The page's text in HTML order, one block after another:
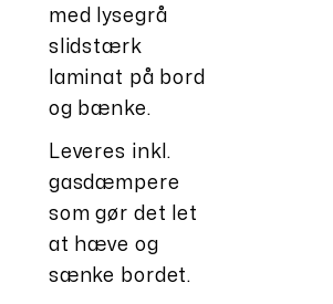
med lysegrå
slidstærk
laminat på bord
og bænke.
Leveres inkl.
gasdæmpere
som gør det let
at hæve og
sænke bordet.